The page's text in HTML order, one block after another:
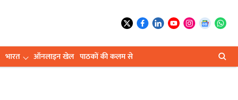
भारत ऑनलाइन खेल पाठकों की कलम से